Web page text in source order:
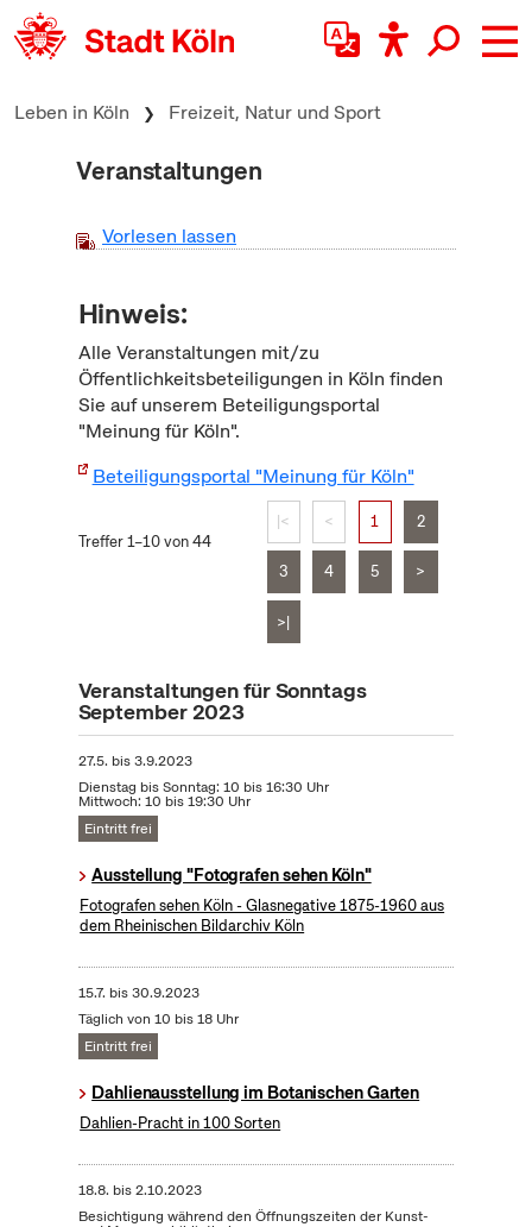
zum Inhalt springen
Leben in Köln Freizeit, Natur und Sport
Veranstaltungen
Vorlesen lassen
Hinweis:
Alle Veranstaltungen mit/zu
Öffentlichkeitsbeteiligungen in Köln finden
Sie auf unserem Beteiligungsportal
"Meinung für Köln".
Beteiligungsportal "Meinung für Köln"
Treffer 1–10 von 44
|< < 1 2
3 4 5 >
>|
Veranstaltungen für Sonntags
September 2023
27.5. bis3.9.2023
Dienstag bis Sonntag: 10 bis 16:30 Uhr
Mittwoch: 10 bis 19:30 Uhr
Eintritt frei
Ausstellung "Fotografen sehen Köln"
Fotografen sehen Köln - Glasnegative 1875-1960 aus
dem Rheinischen Bildarchiv Köln
15.7. bis30.9.2023
Täglich von 10 bis 18 Uhr
Eintritt frei
Dahlienausstellung im Botanischen Garten
Dahlien-Pracht in 100 Sorten
18.8. bis2.10.2023
Besichtigung während den Öffnungszeiten der Kunst-